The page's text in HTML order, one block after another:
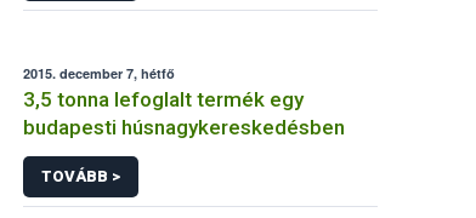
2015. december 7, hétfő
3,5 tonna lefoglalt termék egy
budapesti húsnagykereskedésben
TOVÁBB >